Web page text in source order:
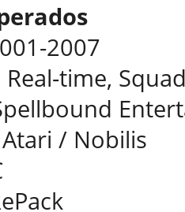
2007
time,
/ Nobilis